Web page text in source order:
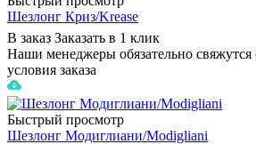
Шезлонг Криз/Krease
В заказ Заказать в 1 клик
Наши менеджеры обязательно свяжутся
условия заказа
Быстрый просмотр
Шезлонг Модиглиани/Modigliani